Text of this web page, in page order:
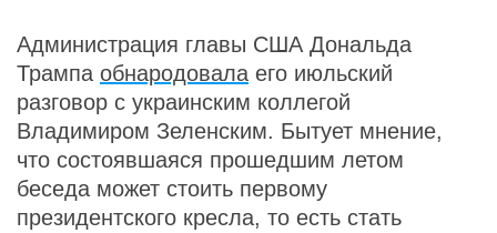
Администрация главы США Дональда
Трампа обнародовала его июльский
разговор с украинским коллегой
Владимиром Зеленским. Бытует мнение,
что состоявшаяся прошедшим летом
беседа может стоить первому
президентского кресла, то есть стать